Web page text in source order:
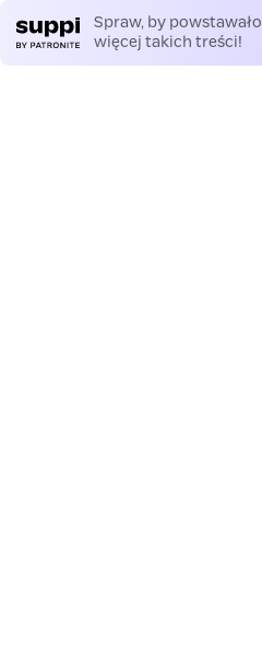
Spraw, by powstawało
więcej takich treści!